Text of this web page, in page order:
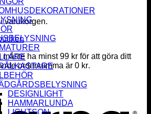
varukorgen.
måste ha minst99 kr för att göra ditt
ordersumma är 0 kr.
DESIGNLIGHT
HAMMARLUNDA
LIGHTSON